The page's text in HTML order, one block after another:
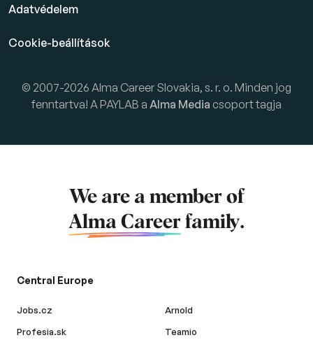
Adatvédelem
Cookie-beállítások
© 2007-2026 Alma Career Slovakia, s. r. o. Minden jog
fenntartva! A PAYLAB a Alma Media csoport tagja
We are a member of
Alma Career family.
Central Europe
Jobs.cz
Profesia.sk
Arnold
Teamio